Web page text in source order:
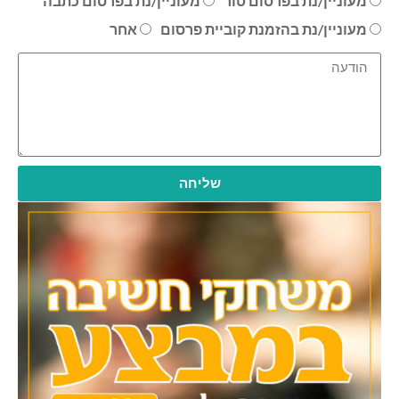
מעוניין/נת בהזמנת קוביית פרסום
אחר
שליחה